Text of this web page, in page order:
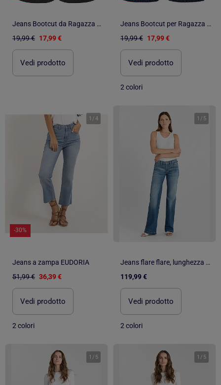
Jeans Bootcut da Ragazza Name it
19,99 € 17,99 €
Vedi prodotto
Jeans Bootcut per Ragazza Name It
19,99 € 17,99 €
Vedi prodotto
2 colori
1 /4
-30%
Jeans a zampa EUDORIA
51,99 € 36,39 €
Vedi prodotto
2 colori
1 / 5
Jeans flare flare, lunghezza 34
119,99 €
Vedi prodotto
2 colori
1 / 5 1 / 5